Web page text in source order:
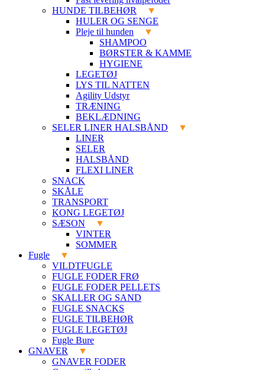
HUNDE TILBEHØR
HULER OG SENGE
Pleje til hunden
SHAMPOO
BØRSTER & KAMME
HYGIENE
LEGETØJ
LYS TIL NATTEN
Agility Udstyr
TRÆNING
BEKLÆDNING
SELER LINER HALSBÅND
LINER
SELER
HALSBÅND
FLEXI LINER
SNACK
SKÅLE
TRANSPORT
KONG LEGETØJ
SÆSON
VINTER
SOMMER
Fugle
VILDTFUGLE
FUGLE FODER FRØ
FUGLE FODER PELLETS
SKALLER OG SAND
FUGLE SNACKS
FUGLE TILBEHØR
FUGLE LEGETØJ
Fugle Bure
GNAVER
GNAVER FODER